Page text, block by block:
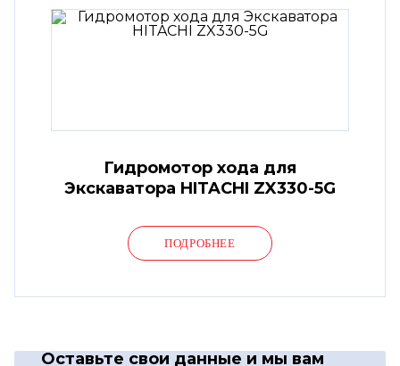
Гидромотор хода для
Экскаватора HITACHI ZX330-5G
ПОДРОБНЕЕ
Оставьте свои данные и мы вам